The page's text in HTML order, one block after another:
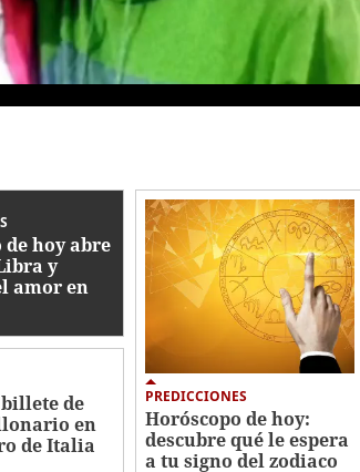
de hoy abre
y
amor en
de
en
de Italia
PREDICCIONES
Horóscopo de hoy:
descubre qué le espera
a tu signo del zodiaco